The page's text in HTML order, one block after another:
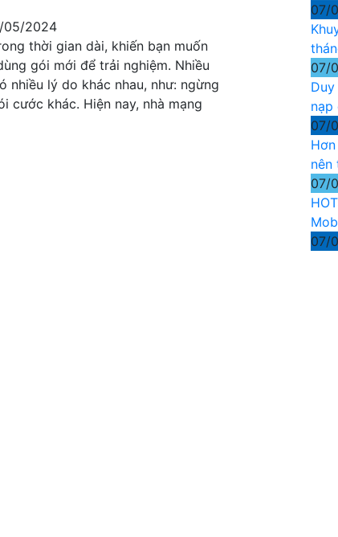
05/2024
thời gian dài, khiến bạn muốn
gói mới để trải nghiệm. Nhiều
nhiều lý do khác nhau, như: ngừng
cước khác. Hiện nay, nhà mạng
07/
07/
nạp
07/
nên
07/
07/